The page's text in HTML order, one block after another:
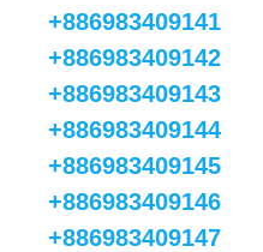
+886983409141
+886983409142
+886983409143
+886983409144
+886983409145
+886983409146
+886983409147